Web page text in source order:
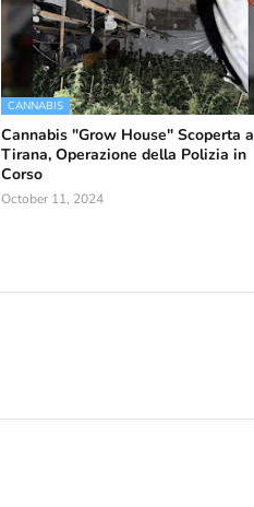
CANNABIS
Cannabis "Grow House" Scoperta a
Tirana, Operazione della Polizia in
Corso
October 11, 2024